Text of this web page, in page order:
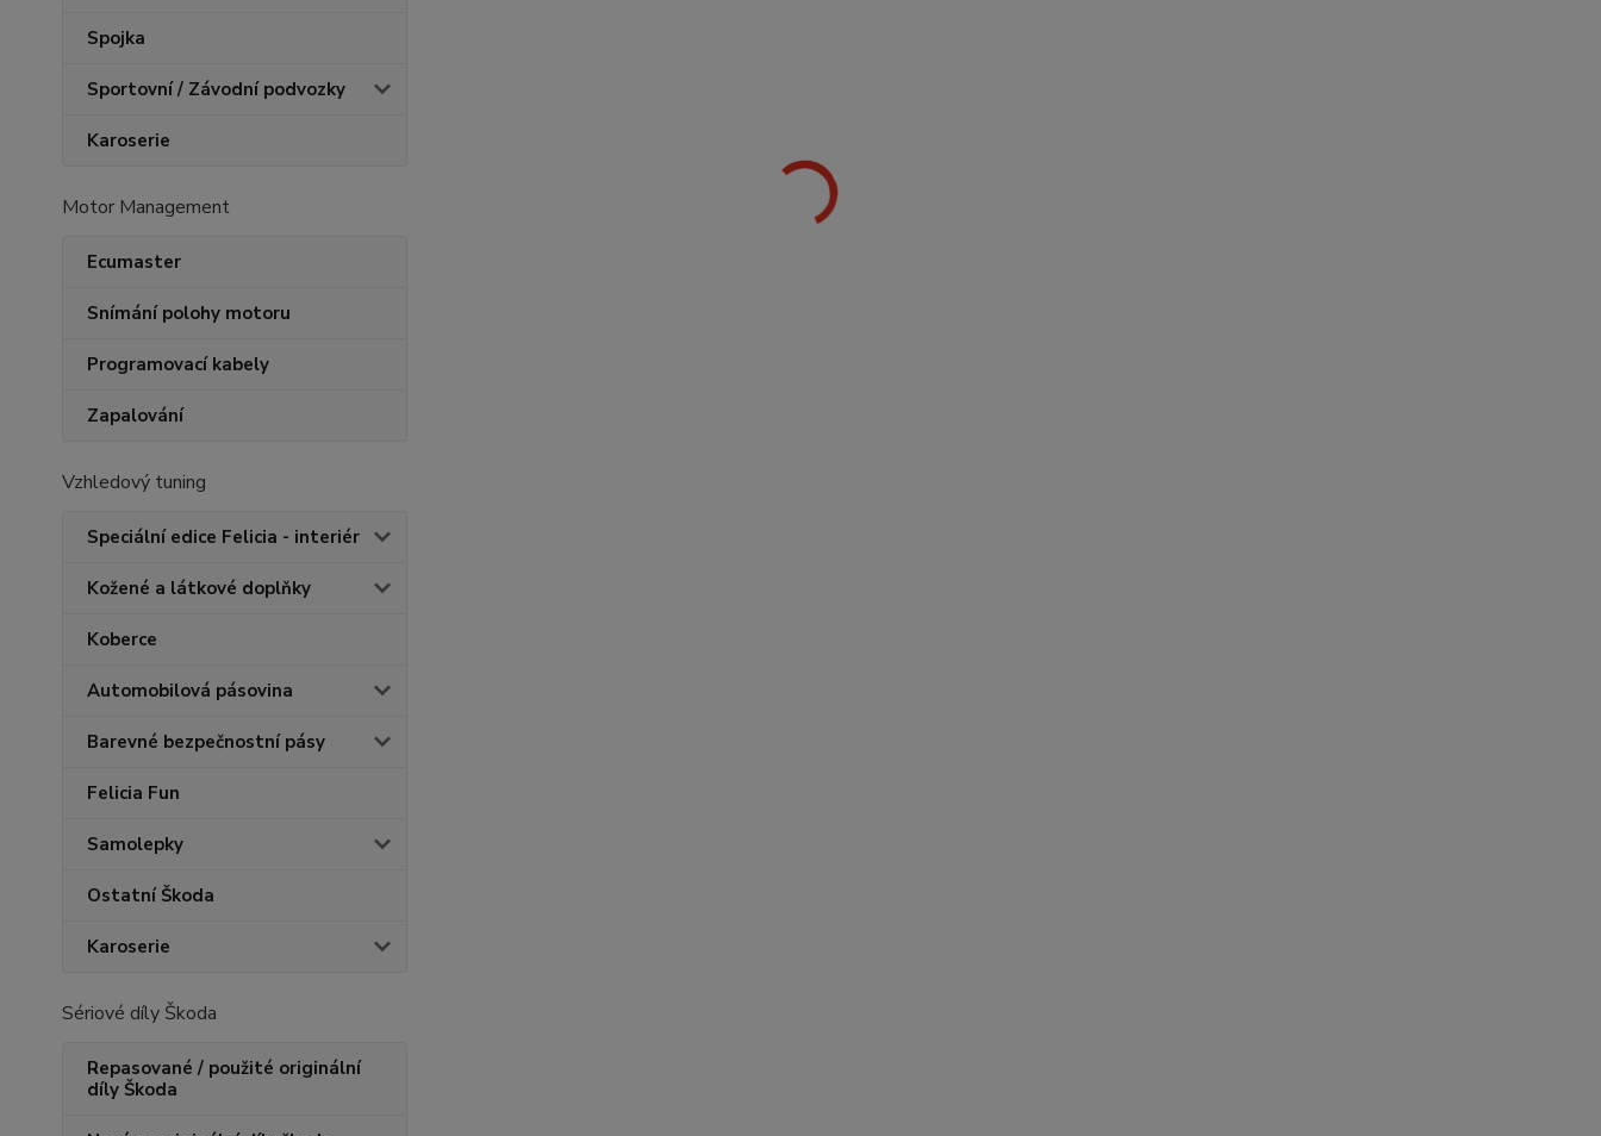
Spojka
Sportovní / Závodní podvozky
Karoserie
Motor Management
Ecumaster
Snímání polohy motoru
Programovací kabely
Zapalování
Vzhledový tuning
Speciální edice Felicia - interiér
Kožené a látkové doplňky
Koberce
Automobilová pásovina
Barevné bezpečnostní pásy
Felicia Fun
Samolepky
Ostatní Škoda
Karoserie
Sériové díly Škoda
Repasované / použité originální
díly Škoda